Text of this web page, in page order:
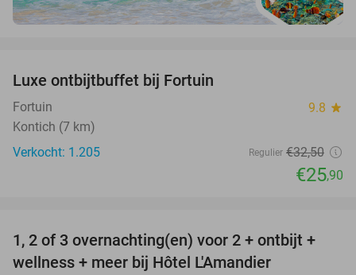
Luxe ontbijtbuffet bij Fortuin
Fortuin 9.8 star
Kontich (7 km)
Verkocht: 1.205
Regulier €32,50
€25,90
32%
TODAY
1, 2 of 3 overnachting(en) voor 2 + ontbijt +
wellness + meer bij Hôtel L'Amandier